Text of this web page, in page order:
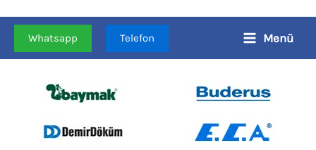
Whatsapp Telefon Menü